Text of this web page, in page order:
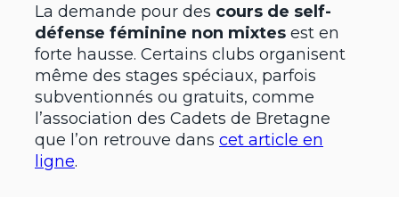
La demande pour des cours de self-
défense féminine non mixtes est en
forte hausse. Certains clubs organisent
même des stages spéciaux, parfois
subventionnés ou gratuits, comme
l’association des Cadets de Bretagne
que l’on retrouve dans cet article en
ligne.